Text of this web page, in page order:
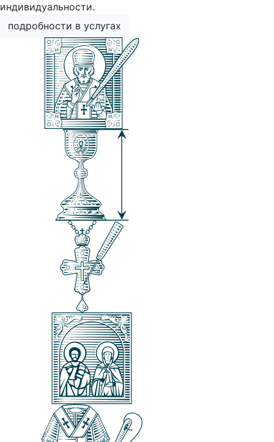
индивидуальности.
подробности в услугах